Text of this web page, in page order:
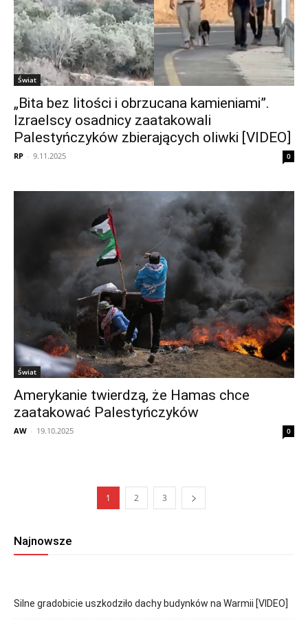
Świat
„Bita bez litości i obrzucana kamieniami”.
Izraelscy osadnicy zaatakowali
Palestyńczyków zbierających oliwki [VIDEO]
RP - 9.11.2025 0
Świat
Amerykanie twierdzą, że Hamas chce
zaatakować Palestyńczyków
AW - 19.10.2025 0
1 2 3
Najnowsze
Silne gradobicie uszkodziło dachy budynków na Warmii [VIDEO]